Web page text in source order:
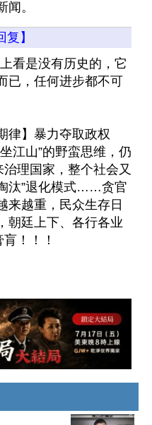
。
复】
看是没有历史的，它
已，任何进步都不可
律】暴力夺取政权
江山”的野蛮思维，仍
治理国家，整个社会又
汰”退化模式……贪官
来越重，民众生存日
廷上下、各行各业
！！！